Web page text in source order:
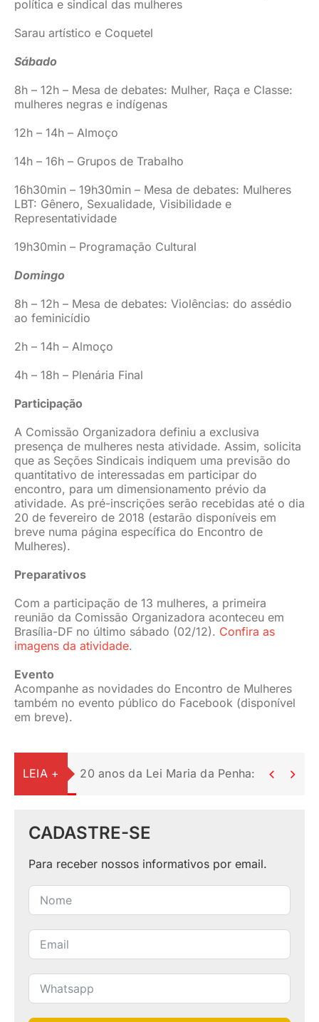
política e sindical das mulheres
Sarau artístico e Coquetel
Sábado
8h – 12h – Mesa de debates: Mulher, Raça e Classe:
mulheres negras e indígenas
12h – 14h – Almoço
14h – 16h – Grupos de Trabalho
16h30min – 19h30min – Mesa de debates: Mulheres
LBT: Gênero, Sexualidade, Visibilidade e
Representatividade
19h30min – Programação Cultural
Domingo
8h – 12h – Mesa de debates: Violências: do assédio
ao feminicídio
2h – 14h – Almoço
4h – 18h – Plenária Final
Participação
A Comissão Organizadora definiu a exclusiva
presença de mulheres nesta atividade. Assim, solicita
que as Seções Sindicais indiquem uma previsão do
quantitativo de interessadas em participar do
encontro, para um dimensionamento prévio da
atividade. As pré-inscrições serão recebidas até o dia
20 de fevereiro de 2018 (estarão disponíveis em
breve numa página específica do Encontro de
Mulheres).
Preparativos
Com a participação de 13 mulheres, a primeira
reunião da Comissão Organizadora aconteceu em
Brasília-DF no último sábado (02/12). Confira as
imagens da atividade.
Evento
Acompanhe as novidades do Encontro de Mulheres
também no evento público do Facebook (disponível
em breve).
LEIA + 20 anos da Lei Maria da Penha: uma lei
 
CADASTRE-SE
Para receber nossos informativos por email.